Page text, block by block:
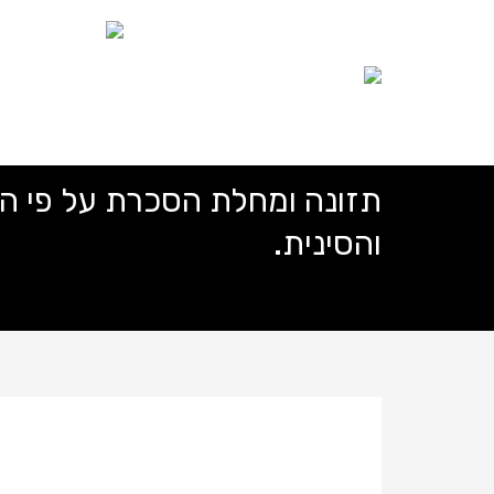
תזונה ומחלת הסכרת על פי
והסינית.